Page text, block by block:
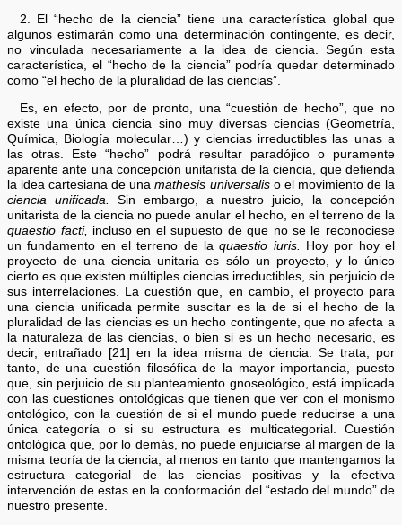
2. El “hecho de la ciencia” tiene una característica global que
algunos estimarán como una determinación contingente, es decir,
no vinculada necesariamente a la idea de ciencia. Según esta
característica, el “hecho de la ciencia” podría quedar determinado
como “el hecho de la pluralidad de las ciencias”.
Es, en efecto, por de pronto, una “cuestión de hecho”, que no
existe una única ciencia sino muy diversas ciencias (Geometría,
Química, Biología molecular…) y ciencias irreductibles las unas a
las otras. Este “hecho” podrá resultar paradójico o puramente
aparente ante una concepción unitarista de la ciencia, que defienda
la idea cartesiana de unamathesis universaliso el movimiento de la
ciencia unificada.
Sin embargo, a nuestro juicio, la concepción
unitarista de la ciencia no puede anular el hecho, en el terreno de la
quaestio facti, incluso en el supuesto de que no se le reconociese
un fundamento en el terreno de laquaestio iuris.
Hoy por hoy el
proyecto de una ciencia unitaria es sólo un proyecto, y lo único
cierto es que existen múltiples ciencias irreductibles, sin perjuicio de
sus interrelaciones. La cuestión que, en cambio, el proyecto para
una ciencia unificada permite suscitar es la de si el hecho de la
pluralidad de las ciencias es un hecho contingente, que no afecta a
la naturaleza de las ciencias, o bien si es un hecho necesario, es
decir, entrañado [21] en la idea misma de ciencia. Se trata, por
tanto, de una cuestión filosófica de la mayor importancia, puesto
que, sin perjuicio de su planteamiento gnoseológico, está implicada
con las cuestiones ontológicas que tienen que ver con el monismo
ontológico, con la cuestión de si el mundo puede reducirse a una
única categoría o si su estructura es multicategorial. Cuestión
ontológica que, por lo demás, no puede enjuiciarse al margen de la
misma teoría de la ciencia, al menos en tanto que mantengamos la
estructura categorial de las ciencias positivas y la efectiva
intervención de estas en la conformación del “estado del mundo” de
nuestro presente.